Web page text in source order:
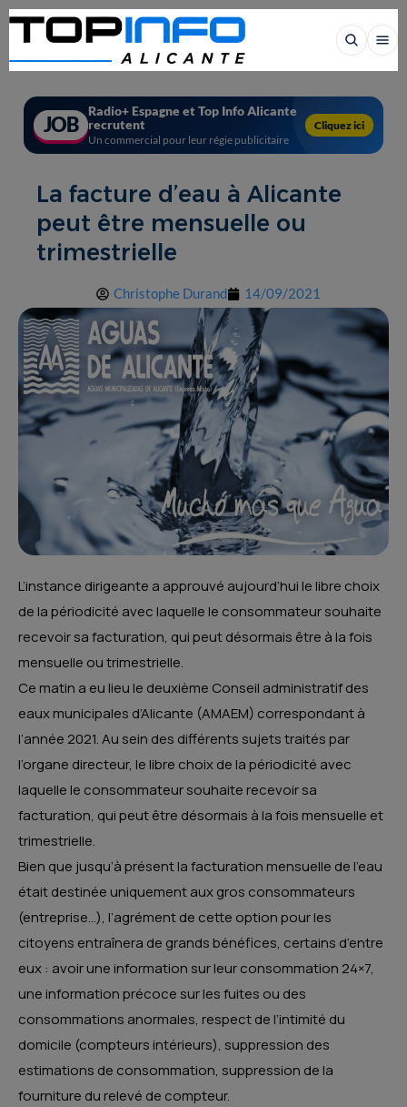
JOB
Radio+ Espagne et Top Info Alicante
recrutent
Un commercial pour leur régie publicitaire
Cliquez ici
La facture d’eau à Alicante
peut être mensuelle ou
trimestrielle
Christophe Durand 14/09/2021
L’instance dirigeante a approuvé aujourd’hui le libre choix
de la périodicité avec laquelle le consommateur souhaite
recevoir sa facturation, qui peut désormais être à la fois
mensuelle ou trimestrielle.
Ce matin a eu lieu le deuxième Conseil administratif des
eaux municipales d’Alicante (AMAEM) correspondant à
l’année 2021. Au sein des différents sujets traités par
l’organe directeur, le libre choix de la périodicité avec
laquelle le consommateur souhaite recevoir sa
facturation, qui peut être désormais à la fois mensuelle et
trimestrielle.
Bien que jusqu’à présent la facturation mensuelle de l’eau
était destinée uniquement aux gros consommateurs
(entreprise…), l’agrément de cette option pour les
citoyens entraînera de grands bénéfices, certains d’entre
eux : avoir une information sur leur consommation 24×7,
une information précoce sur les fuites ou des
consommations anormales, respect de l’intimité du
domicile (compteurs intérieurs), suppression des
estimations de consommation, suppression de la
fourniture du relevé de compteur.